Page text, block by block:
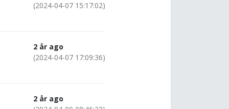
(2024-04-07 15:17:02)
2 år ago
(2024-04-07 17:09:36)
2 år ago